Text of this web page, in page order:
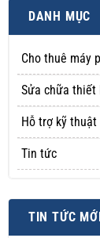
DANH MỤC
Cho thuê máy
Sửa chữa thiết
Hỗ trợ kỹ thuật
Tin tức
TIN TỨC